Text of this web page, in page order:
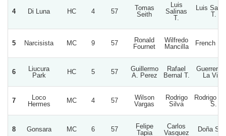
4 Di Luna HC 4 57
Tomas
Seith
Luis
Salinas
T.
Luis
T.
5 Narcisista MC 9 57
Ronald
Fournet
Wilfredo
Mancilla
French
6
Liucura
Park
HC 5 57
Guillermo
A. Perez
Rafael
Bernal T.
Guerrero
La Vida
7
Loco
Hermes
MC 4 57
Wilson
Vargas
Rodrigo
Silva
Rodrigo
S.
8 Gonsara MC 6 57
Felipe
Tapia
Carlos
Vasquez
Doña